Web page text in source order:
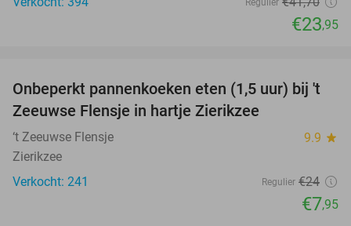
€23,95
67%
Onbeperkt pannenkoeken eten (1,5 uur) bij 't
Zeeuwse Flensje in hartje Zierikzee
‘t Zeeuwse Flensje 9.9 star
Zierikzee
Verkocht: 241
Regulier €24
€7,95